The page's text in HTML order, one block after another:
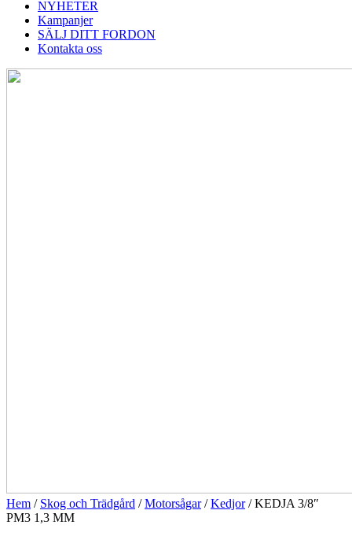
NYHETER
Kampanjer
SÄLJ DITT FORDON
Kontakta oss
Hem / Skog och Trädgård /Motorsågar/Kedjor/ KEDJA 3/8″
PM3 1,3 MM